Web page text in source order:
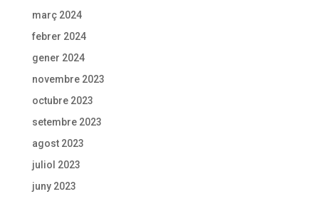
març 2024
febrer 2024
gener 2024
novembre 2023
octubre 2023
setembre 2023
agost 2023
juliol 2023
juny 2023